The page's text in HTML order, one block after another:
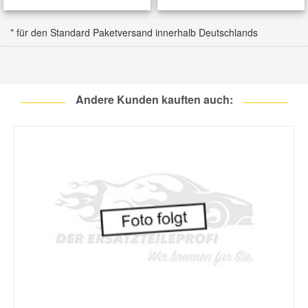
FORD
KUGA II 2.0 TDCi 4x4 180 PS / 132 KW
1998
FORD
KUGA II 2.0 TDCi 4x4 163 PS / 120 KW
* für den Standard Paketversand innerhalb Deutschlands
Andere Kunden kauften auch: